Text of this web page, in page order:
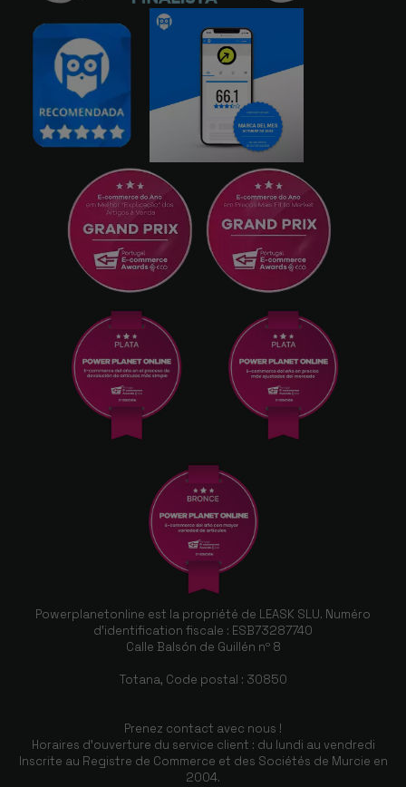
Powerplanetonline est la propriété de LEASK SLU. Numéro
d'identification fiscale : ESB73287740
Calle Balsón de Guillén nº 8
Totana, Code postal : 30850
Prenez contact avec nous !
Horaires d'ouverture du service client : du lundi au vendredi
Inscrite au Registre de Commerce et des Sociétés de Murcie en
2004.